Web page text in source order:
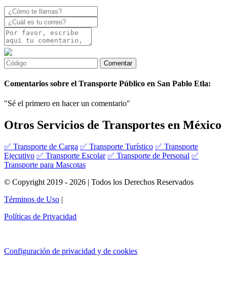
Comentarios sobre el Transporte Público en San Pablo Etla:
"Sé el primero en hacer un comentario"
Otros Servicios de Transportes en México
✅ Transporte de Carga ✅ Transporte Turístico ✅ Transporte
Ejecutivo ✅ Transporte Escolar ✅ Transporte de Personal ✅
Transporte para Mascotas
© Copyright 2019 - 2026 | Todos los Derechos Reservados
Términos de Uso |
Políticas de Privacidad
Configuración de privacidad y de cookies